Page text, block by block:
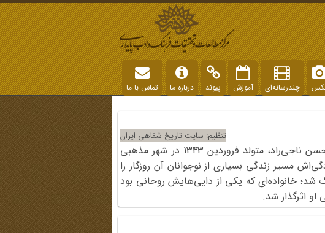
چندرسانه‌ای آموزش پیوند درباره ما تماس با ما
تنظیم: سایت تاریخ شفاهی ایران
مجری، راوی دوم را چنین معرفی کرد: حاج حسن ناجی‌راد، متولد فروردین 1343 در شهر مذهبی
مسیر زندگی بسیاری از نوجوانان آن روزگار را
شد؛ خانواده‌ای که یکی از دایی‌هایش روحانی بود
اثرگذار شد.